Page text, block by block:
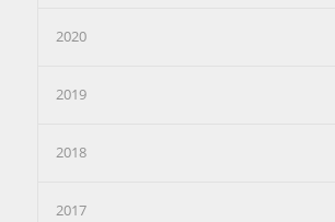
2020
2019
2018
2017